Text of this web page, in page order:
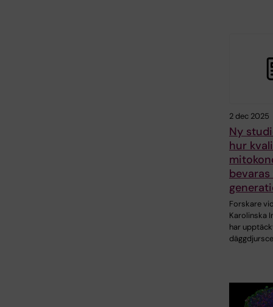
2 dec 2025
Ny
hur
Forskare vid
Karolinska
har